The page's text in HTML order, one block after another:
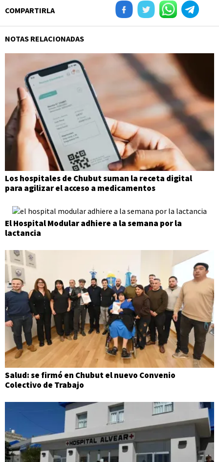
COMPARTIRLA
NOTAS RELACIONADAS
Los hospitales de Chubut suman la receta digital
para agilizar el acceso a medicamentos
El Hospital Modular adhiere a la semana por la
lactancia
Salud: se firmó en Chubut el nuevo Convenio
Colectivo de Trabajo